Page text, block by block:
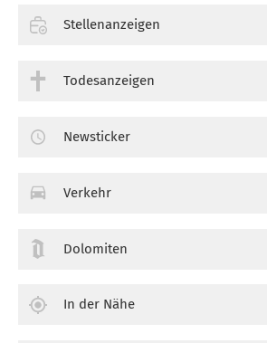
Stellenanzeigen
Todesanzeigen
Newsticker
Verkehr
Dolomiten
In der Nähe